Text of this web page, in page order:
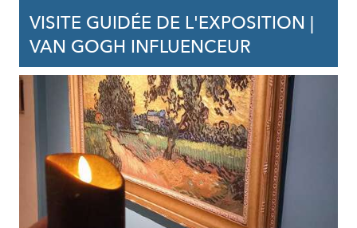
VISITE GUIDÉE DE L'EXPOSITION |
VAN GOGH INFLUENCEUR